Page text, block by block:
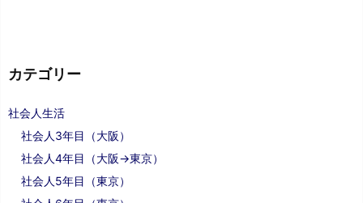
カテゴリー
社会人生活
社会人3年目（大阪）
社会人4年目（大阪→東京）
社会人5年目（東京）